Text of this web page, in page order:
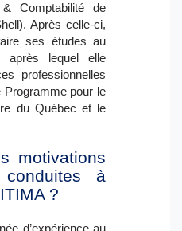
Comptabilité de
Après celle-ci,
ses études au
après lequel elle
professionnelles
Programme pour le
du Québec et le
motivations
à
?
d’expérience au